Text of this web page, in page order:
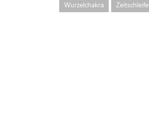
Wurzelchakra
Zeitschleife